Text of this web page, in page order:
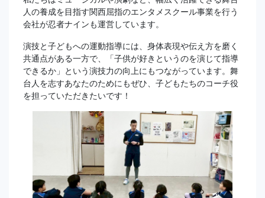
人の養成を目指す関西屈指のエンタメスクール事業を行う
会社が忍者ナインも運営しています。
演技と子どもへの運動指導には、身体表現や伝え方を磨く
共通点がある一方で、「子供が好きというのを演じて指導
できるか」という演技力の向上にもつながっています。舞
台人を志すあなたのためにもぜひ、子どもたちのコーチ役
を担っていただきたいです！